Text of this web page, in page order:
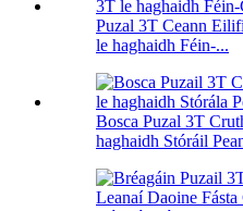
Puzal 3T Ceann
le haghaidh Féin-...
Bosca Puzal 3T
haghaidh Stóráil